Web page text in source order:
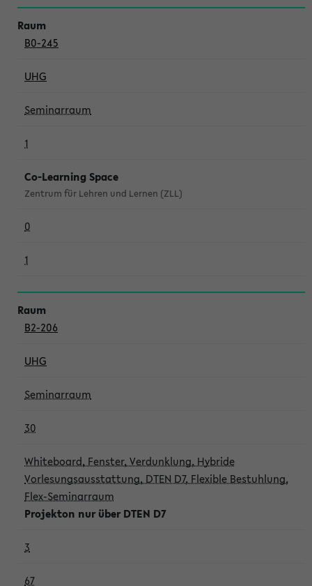
B0-245
UHG
Seminarraum
1
Co-Learning Space
Zentrum für Lehren und Lernen (ZLL)
0
1
B2-206
UHG
Seminarraum
30
Whiteboard, Fenster, Verdunklung, Hybride
Vorlesungsausstattung, DTEN D7, Flexible Bestuhlung,
Flex-Seminarraum
Projekton nur über DTEN D7
3
67